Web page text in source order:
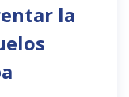
la